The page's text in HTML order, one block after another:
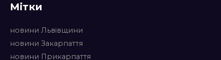
Мітки
новини Львівщини
новини Закарпаття
новини Прикарпаття